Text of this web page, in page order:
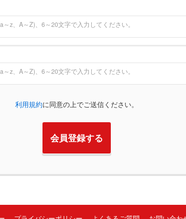
z、A～Z)、6～20文字で入力してください。
z、A～Z)、6～20文字で入力してください。
利用規約に同意の上でご送信ください。